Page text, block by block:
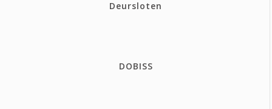
Deursloten
DOBISS